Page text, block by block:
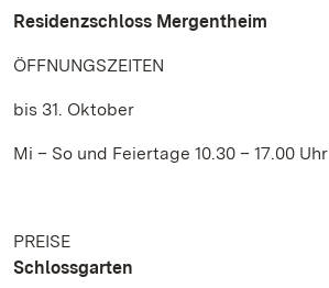
Residenzschloss Mergentheim
ÖFFNUNGSZEITEN
bis 31. Oktober
Mi – So und Feiertage 10.30 – 17.00 Uhr
PREISE
Schlossgarten